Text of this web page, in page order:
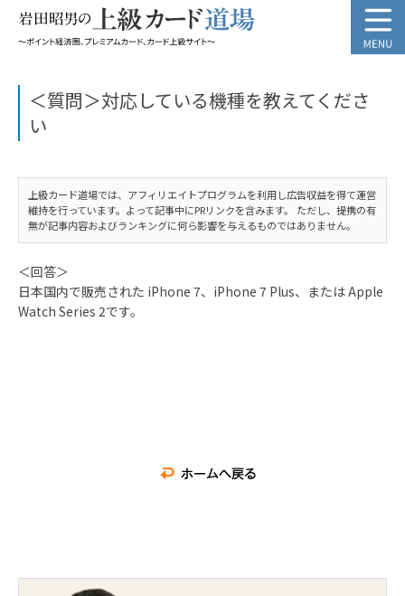
＜質問＞対応している機種を教えてくださ
い
上級カード道場では、アフィリエイトプログラムを利用し広告収益を得て運営
維持を行っています。よって記事中にPRリンクを含みます。 ただし、提携の有
無が記事内容およびランキングに何ら影響を与えるものではありません。
＜回答＞
日本国内で販売された iPhone 7、iPhone 7 Plus、または Apple
Watch Series 2です。